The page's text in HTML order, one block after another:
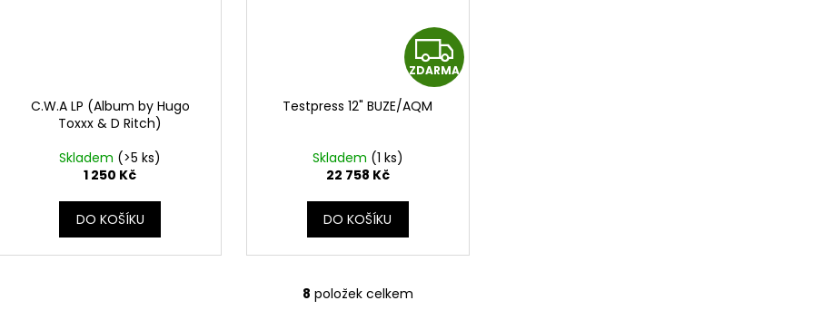
C.W.A LP (Album by Hugo
Toxxx & D Ritch)
Skladem (>5 ks)
1 250 Kč
DO KOŠÍKU
Z
D
ZDARMA
Testpress 12" BUZE/AQM
Skladem (1 ks)
22 758 Kč
DO KOŠÍKU
O
8 položek celkem